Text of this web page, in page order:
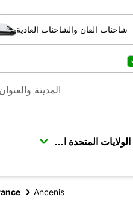
شاحنات الفان والشاحنات العادية
Ancenis